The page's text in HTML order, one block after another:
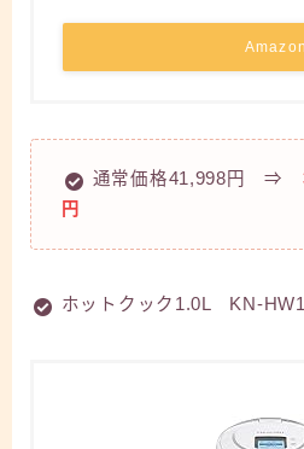
Amazon
通常価格41,998円 ⇒
円
ホットクック1.0L KN-